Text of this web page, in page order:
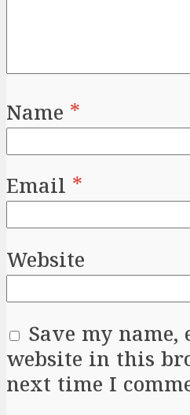
Name *
Email *
Website
Save my name,
website in this
next time I